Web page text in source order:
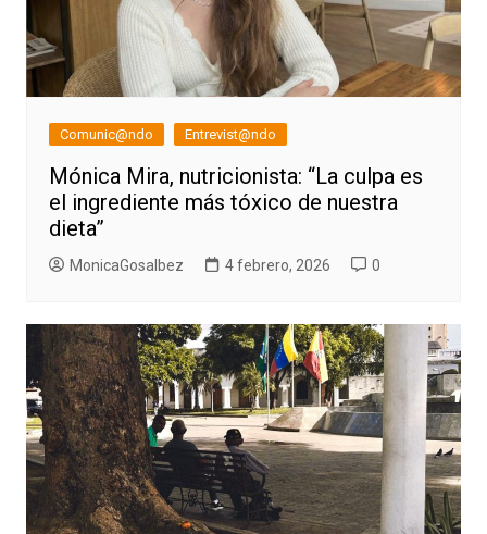
Comunic@ndo Entrevist@ndo
Mónica Mira, nutricionista: “La culpa es
el ingrediente más tóxico de nuestra
dieta”
MonicaGosalbez 4 febrero, 2026 0